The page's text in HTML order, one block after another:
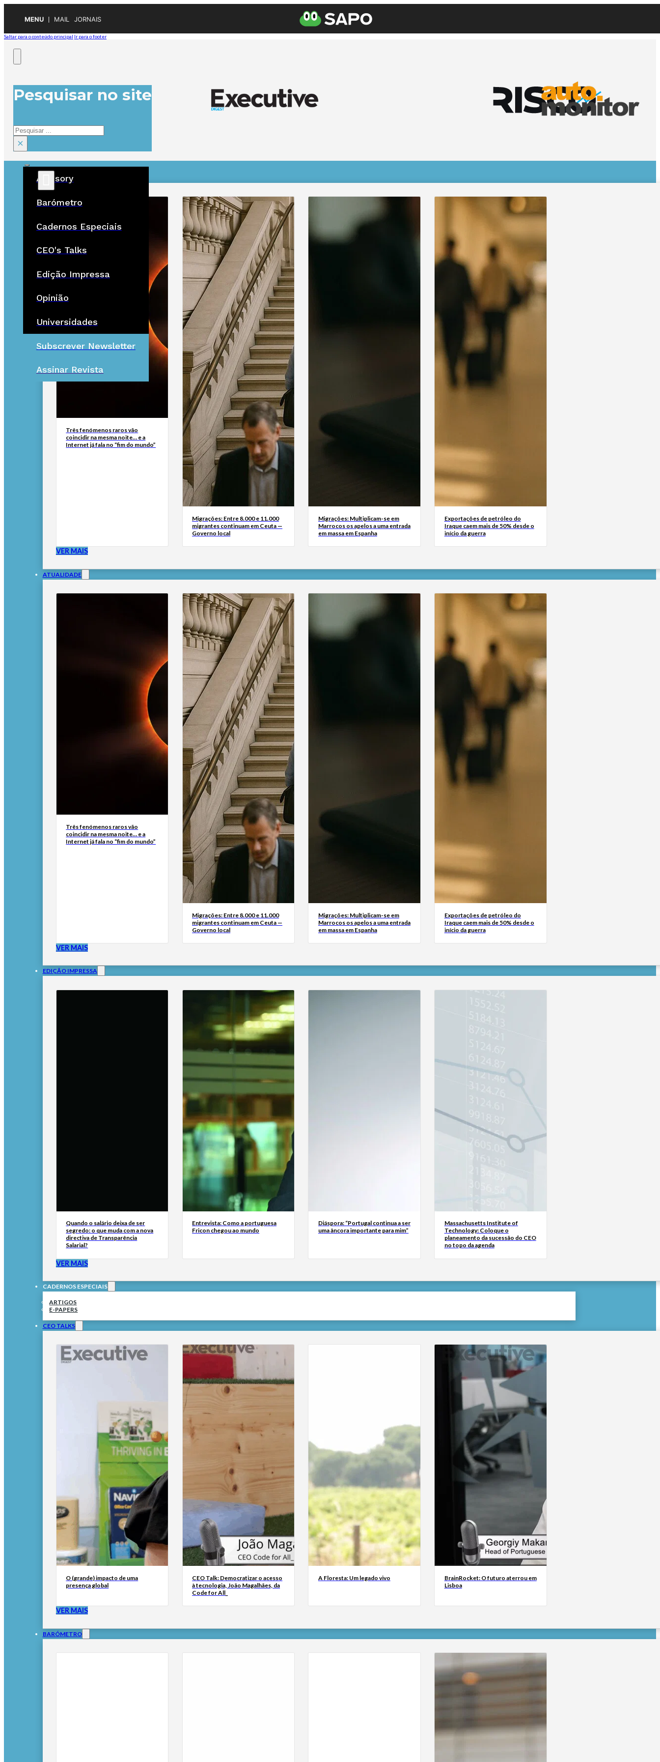
MENU MAIL JORNAIS
Saltar para o conteúdo principal Ir para o footer
Pesquisar no site
Pesquisar
×
Advisory
Barómetro
Cadernos Especiais
CEO's Talks
Edição Impressa
Opinião
Universidades
Subscrever Newsletter
Assinar Revista
ÚLTIMAS
Três fenómenos raros vão
coincidir na mesma noite… e a
Internet já fala no “fim do mundo”
Migrações: Entre 8.000 e 11.000
migrantes continuam em Ceuta —
Governo local
Migrações: Multiplicam-se em
Marrocos os apelos a uma entrada
em massa em Espanha
Exportações de petróleo do
Iraque caem mais de 50% desde o
início da guerra
VER MAIS
ATUALIDADE
Três fenómenos raros vão
coincidir na mesma noite… e a
Internet já fala no “fim do mundo”
Migrações: Entre 8.000 e 11.000
migrantes continuam em Ceuta —
Governo local
Migrações: Multiplicam-se em
Marrocos os apelos a uma entrada
em massa em Espanha
Exportações de petróleo do
Iraque caem mais de 50% desde o
início da guerra
VER MAIS
EDIÇÃO IMPRESSA
Quando o salário deixa de ser
segredo: o que muda com a nova
directiva de Transparência
Salarial?
Entrevista: Como a portuguesa
Fricon chegou ao mundo
Diáspora: “Portugal continua a ser
uma âncora importante para mim”
Massachusetts Institute of
Technology: Coloque o
planeamento da sucessão do CEO
no topo da agenda
VER MAIS
CADERNOS ESPECIAIS
ARTIGOS
E-PAPERS
CEO TALKS
O (grande) impacto de uma
presença global
CEO Talk: Democratizar o acesso
à tecnologia, João Magalhães, da
Code for All_
A Floresta: Um legado vivo
BrainRocket: O futuro aterrou em
Lisboa
VER MAIS
BARÓMETRO